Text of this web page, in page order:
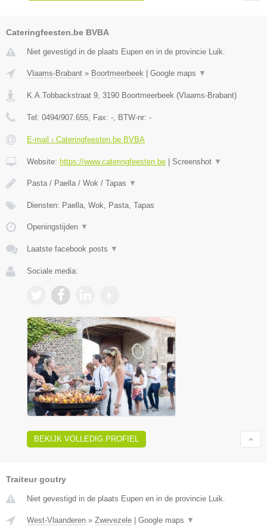
Cateringfeesten.be BVBA
Niet gevestigd in de plaats Eupen en in de provincie Luik.
Vlaams-Brabant » Boortmeerbeek Google maps ▼
K.A.Tobbackstraat 9 3190 Boortmeerbeek (Vlaams-Brabant)
Tel: 0494/907.655 , Fax: - , BTW-nr: -
E-mail › Cateringfeesten.be BVBA
Website: https://www.cateringfeesten.be Screenshot ▼
Pasta / Paella / Wok / Tapas ▼
Diensten: Paella, Wok, Pasta, Tapas
Openingstijden ▼
Laatste facebook posts ▼
Sociale media:
BEKIJK VOLLEDIG PROFIEL
Traiteur goutry
Niet gevestigd in de plaats Eupen en in de provincie Luik.
West-Vlaanderen » Zwevezele | Google maps ▼